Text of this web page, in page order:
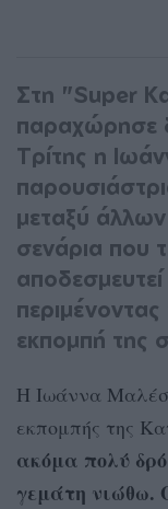
Στη "Super
παραχώρησε
Τρίτης η
μεταξύ άλλων
σενάρια που
εκπομπή της
Η Ιωάννα
εκπομπής της
ακόμα πολύ
γεμάτη νιώθω.